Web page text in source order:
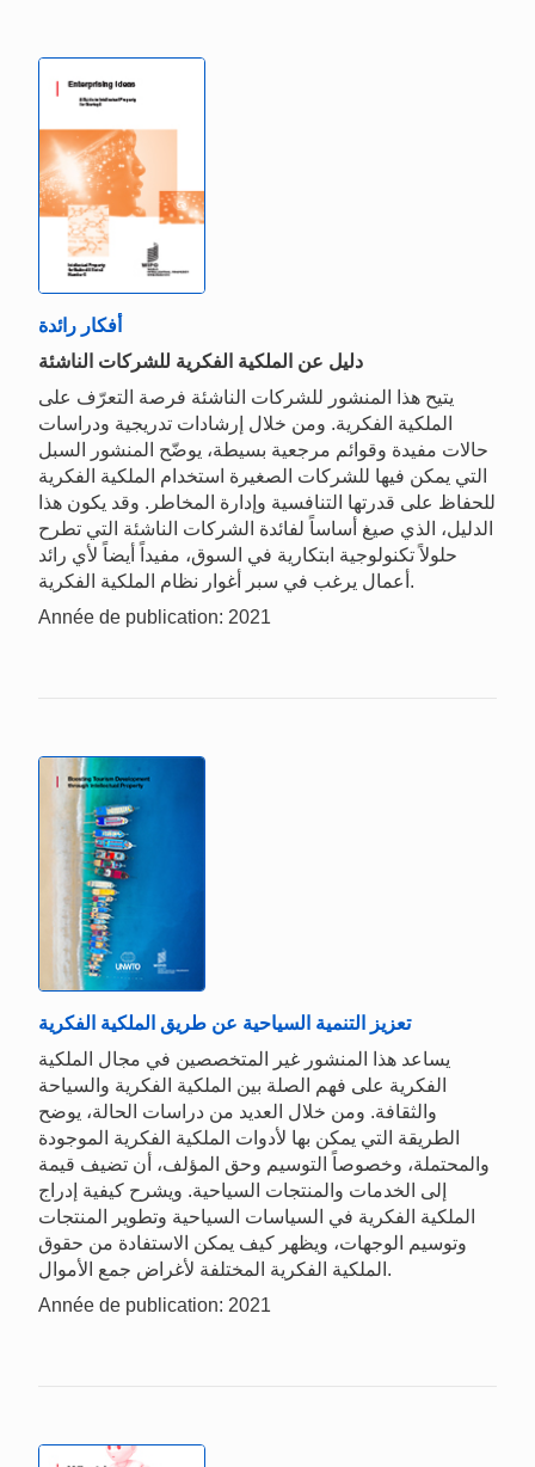
أفكار رائدة
دليل عن الملكية الفكرية للشركات الناشئة
يتيح هذا المنشور للشركات الناشئة فرصة التعرّف على
الملكية الفكرية. ومن خلال إرشادات تدريجية ودراسات
حالات مفيدة وقوائم مرجعية بسيطة، يوضّح المنشور السبل
التي يمكن فيها للشركات الصغيرة استخدام الملكية الفكرية
للحفاظ على قدرتها التنافسية وإدارة المخاطر. وقد يكون هذا
الدليل، الذي صيغ أساساً لفائدة الشركات الناشئة التي تطرح
حلولاً تكنولوجية ابتكارية في السوق، مفيداً أيضاً لأي رائد
أعمال يرغب في سبر أغوار نظام الملكية الفكرية.
Année de publication: 2021
تعزيز التنمية السياحية عن طريق الملكية الفكرية
يساعد هذا المنشور غير المتخصصين في مجال الملكية
الفكرية على فهم الصلة بين الملكية الفكرية والسياحة
والثقافة. ومن خلال العديد من دراسات الحالة، يوضح
الطريقة التي يمكن بها لأدوات الملكية الفكرية الموجودة
والمحتملة، وخصوصاً التوسيم وحق المؤلف، أن تضيف قيمة
إلى الخدمات والمنتجات السياحية. ويشرح كيفية إدراج
الملكية الفكرية في السياسات السياحية وتطوير المنتجات
وتوسيم الوجهات، ويظهر كيف يمكن الاستفادة من حقوق
الملكية الفكرية المختلفة لأغراض جمع الأموال.
Année de publication: 2021